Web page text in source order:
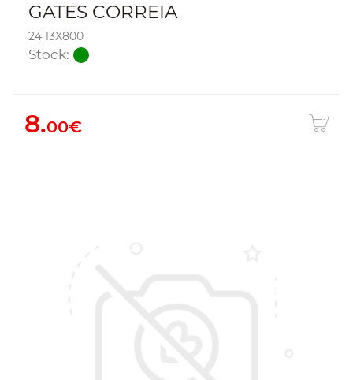
GATES CORREIA
24 13X800
Stock:
8.00€